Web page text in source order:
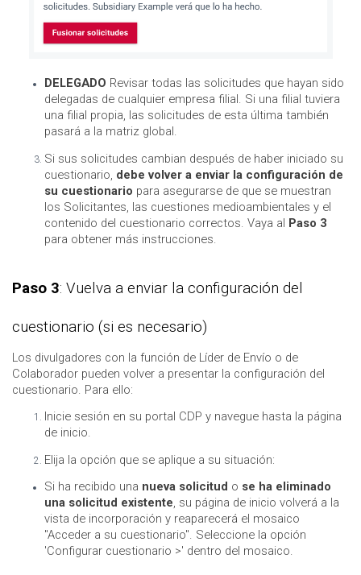
DELEGADO Revisar todas las solicitudes que hayan sido
delegadas de cualquier empresa filial. Si una filial tuviera
una filial propia, las solicitudes de esta última también
pasará a la matriz global.
Si sus solicitudes cambian después de haber iniciado su
cuestionario, debe volver a enviar la configuración de
su cuestionario para asegurarse de que se muestran
los Solicitantes, las cuestiones medioambientales y el
contenido del cuestionario correctos. Vaya al Paso 3
para obtener más instrucciones.
Paso 3: Vuelva a enviar la configuración del
cuestionario (si es necesario)
Los divulgadores con la función de Líder de Envío o de
Colaborador pueden volver a presentar la configuración del
cuestionario. Para ello:
Inicie sesión en su portal CDP y navegue hasta la página
de inicio.
Elija la opción que se aplique a su situación:
Si ha recibido una nueva solicitud o se ha eliminado
una solicitud existente, su página de inicio volverá a la
vista de incorporación y reaparecerá el mosaico
"Acceder a su cuestionario". Seleccione la opción
'Configurar cuestionario >' dentro del mosaico.